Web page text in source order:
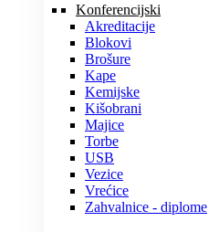
Konferencijski
Akreditacije
Blokovi
Brošure
Kape
Kemijske
Kišobrani
Majice
Torbe
USB
Vezice
Vrećice
Zahvalnice - diplome